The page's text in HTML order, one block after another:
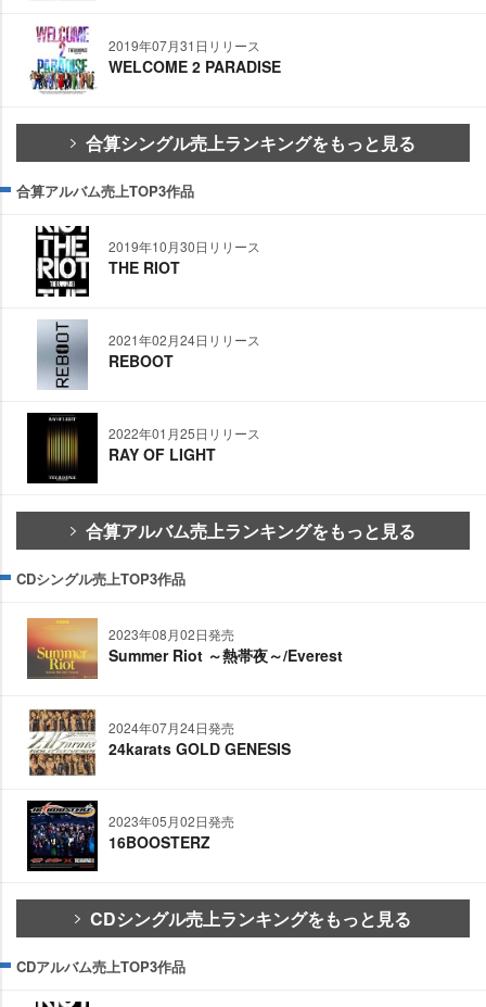
2019年07月31日リリース
WELCOME 2 PARADISE
合算シングル売上ランキングをもっと見る
合算アルバム売上TOP3作品
2019年10月30日リリース
THE RIOT
2021年02月24日リリース
REBOOT
2022年01月25日リリース
RAY OF LIGHT
合算アルバム売上ランキングをもっと見る
CDシングル売上TOP3作品
2023年08月02日発売
Summer Riot ～熱帯夜～/Everest
2024年07月24日発売
24karats GOLD GENESIS
2023年05月02日発売
16BOOSTERZ
CDシングル売上ランキングをもっと見る
CDアルバム売上TOP3作品